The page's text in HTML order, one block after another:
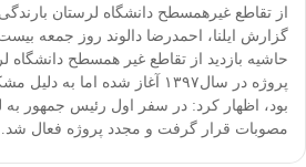
از تقاطع غیرهمسطح دانشگاه لرستان
گزارش ایلنا، احمدرضا دالوند روز جمعه
حاشیه بازدید از تقاطع غیر همسطح دانشگاه
پروژه در سال۱۳۹۷ آغاز شده اما
بود، اظهار کرد: در سفر اول رئیس جمهور
مصوبات قرار گرفت و مجدد پروژه فعال شد.